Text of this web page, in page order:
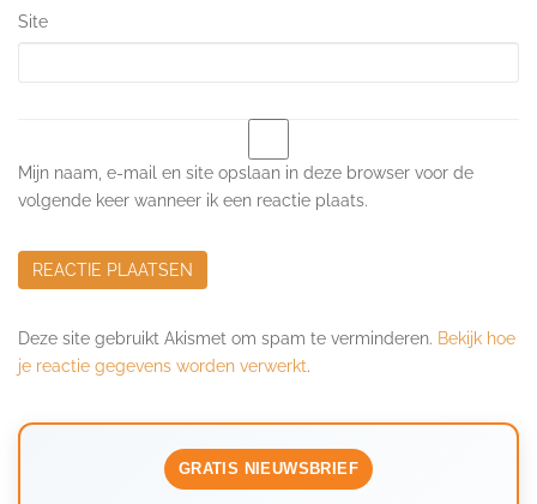
Site
Mijn naam, e-mail en site opslaan in deze browser voor de
volgende keer wanneer ik een reactie plaats.
Deze site gebruikt Akismet om spam te verminderen. Bekijk hoe
je reactie gegevens worden verwerkt.
GRATIS NIEUWSBRIEF